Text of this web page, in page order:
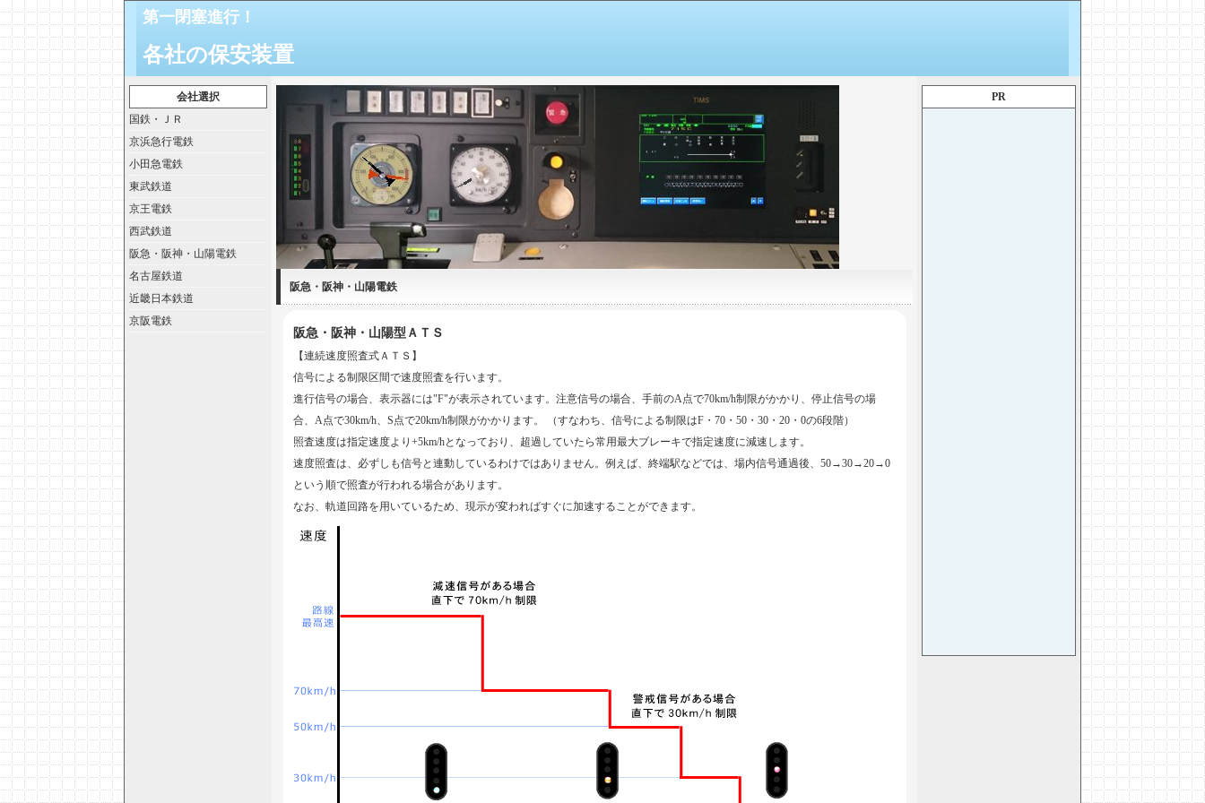
第一閉塞進行！
各社の保安装置
会社選択
国鉄・ＪＲ
京浜急行電鉄
小田急電鉄
東武鉄道
京王電鉄
西武鉄道
阪急・阪神・山陽電鉄
名古屋鉄道
近畿日本鉄道
京阪電鉄
阪急・阪神・山陽電鉄
阪急・阪神・山陽型ＡＴＳ
【連続速度照査式ＡＴＳ】
信号による制限区間で速度照査を行います。
進行信号の場合、表示器には"F"が表示されています。注意信号の場合、手前のA点で70km/h制限がかかり、停止信号の場
合、A点で30km/h、S点で20km/h制限がかかります。 （すなわち、信号による制限はF・70・50・30・20・0の6段階）
照査速度は指定速度より+5km/hとなっており、超過していたら常用最大ブレーキで指定速度に減速します。
速度照査は、必ずしも信号と連動しているわけではありません。例えば、終端駅などでは、場内信号通過後、50→30→20→0
という順で照査が行われる場合があります。
なお、軌道回路を用いているため、現示が変わればすぐに加速することができます。
PR